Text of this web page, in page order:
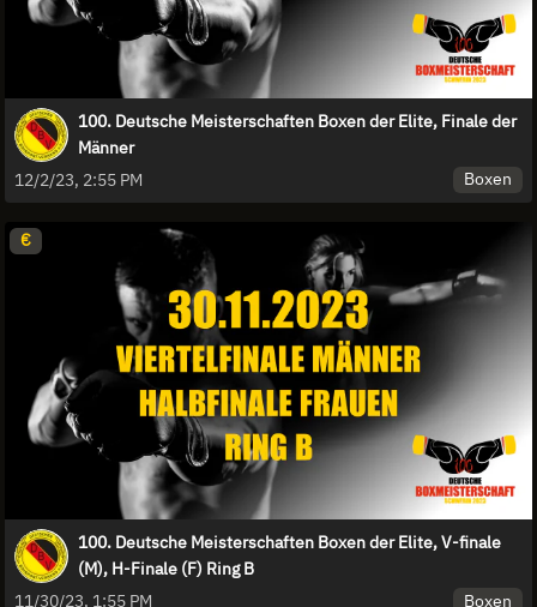
100. Deutsche Meisterschaften Boxen der Elite, Finale der
Männer
12/2/23, 2:55 PM
Boxen
€
100. Deutsche Meisterschaften Boxen der Elite, V-finale
(M), H-Finale (F) Ring B
11/30/23, 1:55 PM
Boxen